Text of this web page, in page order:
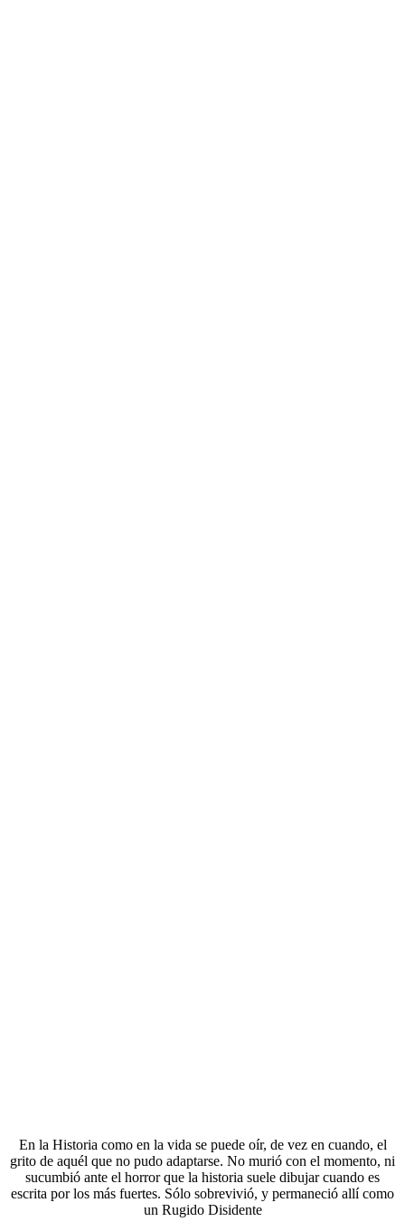
En la Historia como en la vida se puede oír, de vez en cuando, el
grito de aquél que no pudo adaptarse. No murió con el momento, ni
sucumbió ante el horror que la historia suele dibujar cuando es
escrita por los más fuertes. Sólo sobrevivió, y permaneció allí como
un Rugido Disidente